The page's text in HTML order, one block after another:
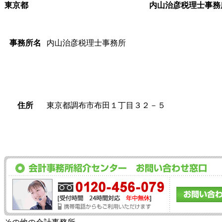
東京都 内山治彦税理士事務
事務所名 内山治彦税理士事務所
住所 東京都調布市布田１丁目３２－５